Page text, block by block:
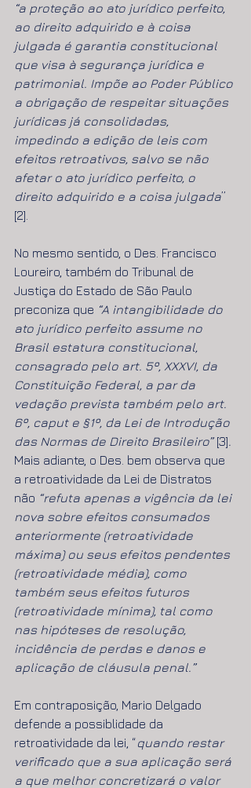
“a proteção ao ato jurídico perfeito,
ao direito adquirido e à coisa
julgada é garantia constitucional
que visa à segurança jurídica e
patrimonial. Impõe ao Poder Público
a obrigação de respeitar situações
jurídicas já consolidadas,
impedindo a edição de leis com
efeitos retroativos, salvo se não
afetar o ato jurídico perfeito, o
direito adquirido e a coisa julgada”
[2].
No mesmo sentido, o Des. Francisco
Loureiro, também do Tribunal de
Justiça do Estado de São Paulo
preconiza que “A intangibilidade do
ato jurídico perfeito assume no
Brasil estatura constitucional,
consagrado pelo art. 5º, XXXVI, da
Constituição Federal, a par da
vedação prevista também pelo art.
6º, caput e §1º, da Lei de Introdução
das Normas de Direito Brasileiro” [3]
Mais adiante, o Des. bem observa que
a retroatividade da Lei de Distratos
não “refuta apenas a vigência da lei
nova sobre efeitos consumados
anteriormente (retroatividade
máxima) ou seus efeitos pendentes
(retroatividade média), como
também seus efeitos futuros
(retroatividade mínima), tal como
nas hipóteses de resolução,
incidência de perdas e danos e
aplicação de cláusula penal.”
Em contraposição, Mario Delgado
defende a possiblidade da
retroatividade da lei, “quando restar
verificado que a sua aplicação será
a que melhor concretizará o valor